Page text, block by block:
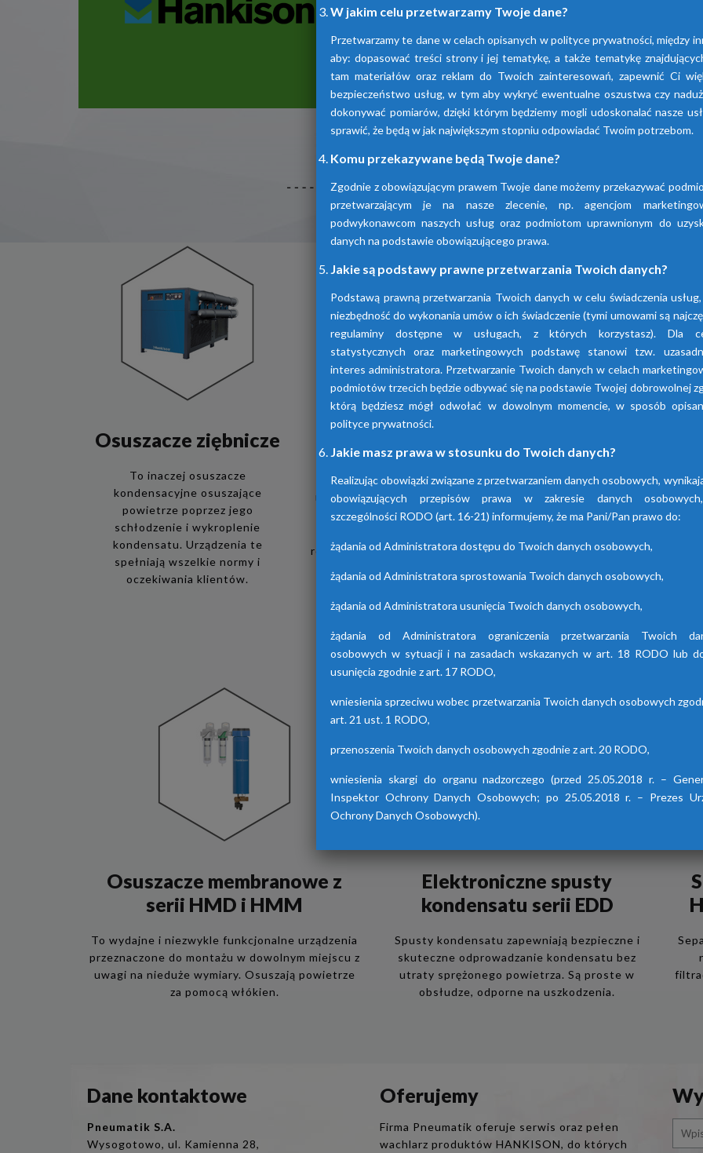
Dowiedz się więcej
Sprawdź nasze produkty
Osuszacze ziębnicze
To inaczej osuszacze
kondensacyjne osuszające
powietrze poprzez jego
schłodzenie i wykroplenie
kondensatu. Urządzenia te
spełniają wszelkie normy i
oczekiwania klientów.
adsorpcyjne
Urządzenia te przyczyniają się do
osuszania powietrza za pomocą
różnych seriach. Każda z nich różni
hybrydowe z serii
HDB
Osuszacze hybrydowe są
połączeniem osuszacza
niskimi kosztami eksploatacji,
lato/zima oraz brakiem
Osuszacze membranowe z
serii HMD i HMM
To wydajne i niezwykle funkcjonalne urządzenia
przeznaczone do montażu w dowolnym miejscu z
uwagi na nieduże wymiary. Osuszają powietrze
za pomocą włókien.
Elektroniczne spusty
kondensatu serii EDD
Spusty kondensatu zapewniają bezpieczne i
skuteczne odprowadzanie kondensatu bez
utraty sprężonego powietrza. Są proste w
obsłudze, odporne na uszkodzenia.
Dane kontaktowe
Pneumatik S.A.
Wysogotowo, ul. Kamienna 28,
Oferujemy
Firma Pneumatik oferuje serwis oraz pełen
wachlarz produktów HANKISON, do których
W jakim celu przetwarzamy Twoje dane?
Przetwarzamy te dane w celach opisanych w polityce prywatności, między
aby: dopasować treści strony i jej tematykę, a także tematykę
tam materiałów oraz reklam do Twoich zainteresowań, zapewnić Ci
bezpieczeństwo usług, w tym aby wykryć ewentualne oszustwa czy
dokonywać pomiarów, dzięki którym będziemy mogli udoskonalać nasze
sprawić, że będą w jak największym stopniu odpowiadać Twoim potrzebom.
Komu przekazywane będą Twoje dane?
Zgodnie z obowiązującym prawem Twoje dane możemy przekazywać
przetwarzającym je na nasze zlecenie, np. agencjom
podwykonawcom naszych usług oraz podmiotom uprawnionym do
danych na podstawie obowiązującego prawa.
Jakie są podstawy prawne przetwarzania Twoich danych?
Podstawą prawną przetwarzania Twoich danych w celu świadczenia
niezbędność do wykonania umów o ich świadczenie (tymi umowami są
regulaminy dostępne w usługach, z których korzystasz). Dla
statystycznych oraz marketingowych podstawę stanowi tzw.
interes administratora. Przetwarzanie Twoich danych w celach
podmiotów trzecich będzie odbywać się na podstawie Twojej dobrowolnej
którą będziesz mógł odwołać w dowolnym momencie, w sposób
polityce prywatności.
Jakie masz prawa w stosunku do Twoich danych?
Realizując obowiązki związane z przetwarzaniem danych osobowych,
obowiązujących przepisów prawa w zakresie danych
szczególności RODO (art. 16-21) informujemy, że ma Pani/Pan prawo do:
żądania od Administratora dostępu do Twoich danych osobowych,
żądania od Administratora sprostowania Twoich danych osobowych,
żądania od Administratora usunięcia Twoich danych osobowych,
żądania od Administratora ograniczenia przetwarzania Twoich
osobowych w sytuacji i na zasadach wskazanych w art. 18 RODO lub
usunięcia zgodnie z art. 17 RODO,
wniesienia sprzeciwu wobec przetwarzania Twoich danych osobowych
art. 21 ust. 1 RODO,
przenoszenia Twoich danych osobowych zgodnie z art. 20 RODO,
wniesienia skargi do organu nadzorczego (przed 25.05.2018 r. –
Inspektor Ochrony Danych Osobowych; po 25.05.2018 r. – Prezes
Ochrony Danych Osobowych).